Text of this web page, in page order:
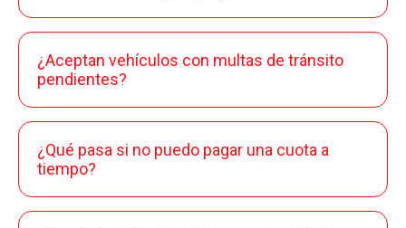
¿Aceptan vehículos con multas de tránsito
pendientes?
¿Qué pasa si no puedo pagar una cuota a
tiempo?